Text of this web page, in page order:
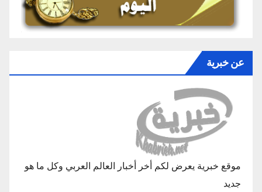
عن خبرية
موقع خبرية يعرض لكم أخر أخبار العالم العربي وكل ما هو
جديد